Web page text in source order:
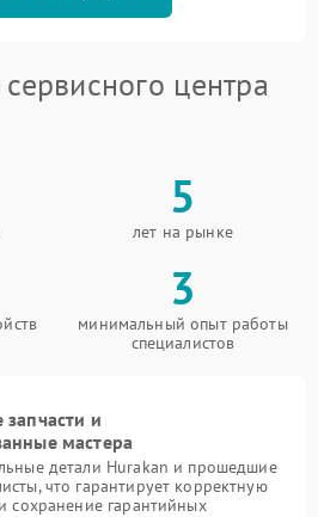
центра
5
лет на рынке
3
минимальный опыт работы
специалистов
и
мастера
детали Hurakan и прошедшие
что гарантирует корректную
сохранение гарантийных